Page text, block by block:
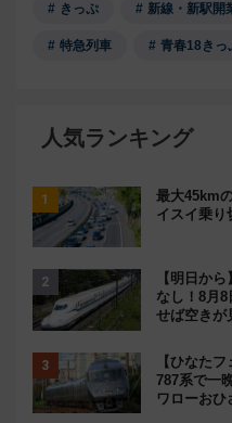
きっぷ 新線・新駅開
特急列車 青春18きっ
人気ランキング
最大45km
イスイ乗り
【明日か
なし！8月
せば空き
【ひなた
787系で一
ワローおひ